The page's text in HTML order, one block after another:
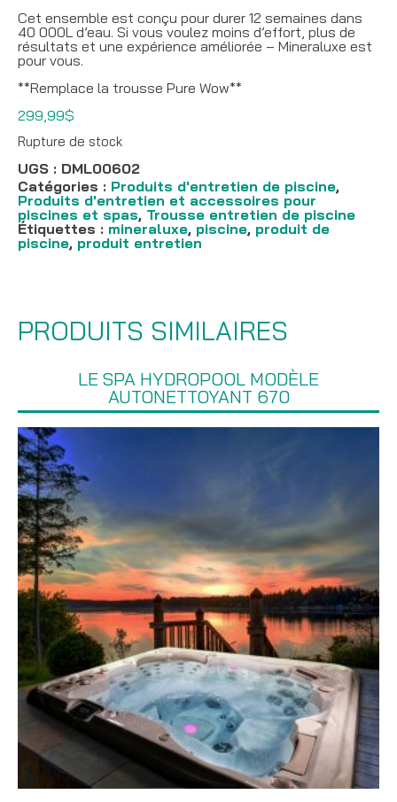
Cet ensemble est conçu pour durer 12 semaines dans
40 000L d’eau. Si vous voulez moins d’effort, plus de
résultats et une expérience améliorée – Mineraluxe est
pour vous.
**Remplace la trousse Pure Wow**
299,99$
Rupture de stock
UGS : DML00602
Catégories : Produits d'entretien de piscine,
Produits d'entretien et accessoires pour
piscines et spas, Trousse entretien de piscine
Étiquettes : mineraluxe, piscine, produit de
piscine, produit entretien
PRODUITS SIMILAIRES
LE SPA HYDROPOOL MODÈLE
AUTONETTOYANT 670